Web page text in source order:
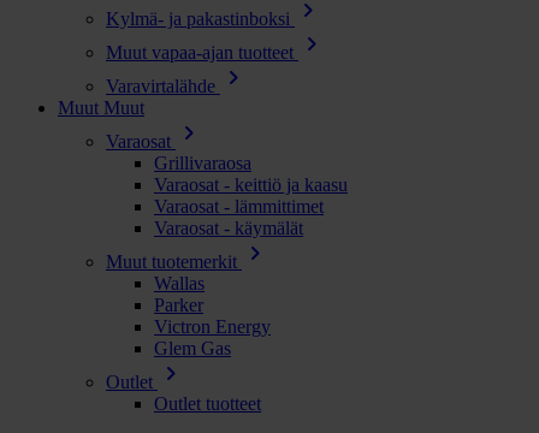
Kylmä- ja pakastinboksi chevron_right
Muut vapaa-ajan tuotteet chevron_right
Varavirtalähde chevron_right
Muut Muut
Varaosat
chevron_right
Grillivaraosa
Varaosat - keittiö ja kaasu
Varaosat - lämmittimet
Varaosat - käymälät
Muut tuotemerkit
chevron_right
Wallas
Parker
Victron Energy
Glem Gas
Outlet
chevron_right
Outlet tuotteet